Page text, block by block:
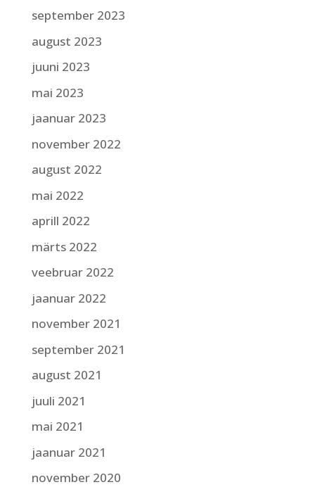
september 2023
august 2023
juuni 2023
mai 2023
jaanuar 2023
november 2022
august 2022
mai 2022
aprill 2022
märts 2022
veebruar 2022
jaanuar 2022
november 2021
september 2021
august 2021
juuli 2021
mai 2021
jaanuar 2021
november 2020